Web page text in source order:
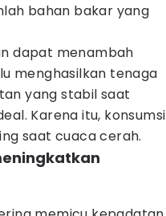
bahan bakar yang
dapat menambah
menghasilkan tenaga
yang stabil saat
Karena itu, konsumsi
saat cuaca cerah.